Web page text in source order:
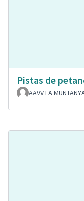
Pistas de
AAVV LA